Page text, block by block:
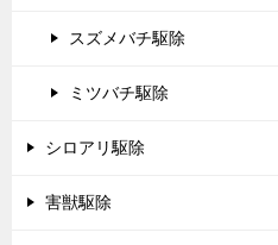
スズメバチ駆除
ミツバチ駆除
シロアリ駆除
害獣駆除